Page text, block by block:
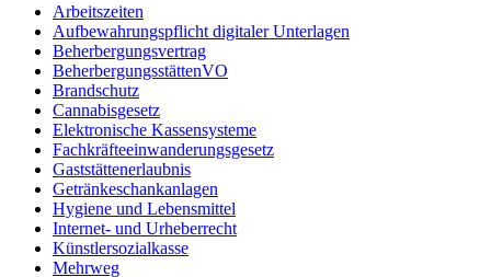
Arbeitszeiten
Aufbewahrungspflicht digitaler Unterlagen
Beherbergungsvertrag
BeherbergungsstättenVO
Brandschutz
Cannabisgesetz
Elektronische Kassensysteme
Fachkräfteeinwanderungsgesetz
Gaststättenerlaubnis
Getränkeschankanlagen
Hygiene und Lebensmittel
Internet- und Urheberrecht
Künstlersozialkasse
Mehrweg